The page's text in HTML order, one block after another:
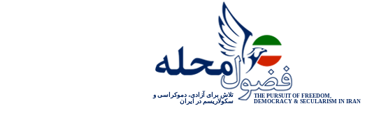
THE PURSUIT OF FREEDOM,
DEMOCRACY & SECULARISM IN IRAN
تلاش برای آزادی، دموکراسی و
سکولاریسم در ایران